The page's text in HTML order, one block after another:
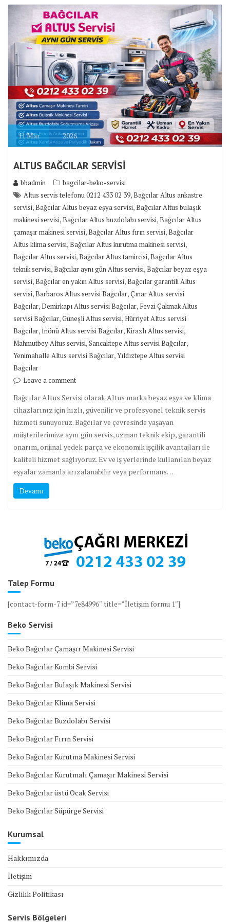
11Mar 2026
ALTUS BAĞCILAR SERVİSİ
bbadmin
bagcilar-beko-servisi
Altus servis telefonu 0212 433 02 39,Bağcılar Altus ankastre
servisi,Bağcılar Altus beyaz eşya servisi,Bağcılar Altus bulaşık
makinesi servisi,Bağcılar Altus buzdolabı servisi,Bağcılar Altus
çamaşır makinesi servisi,Bağcılar Altus fırın servisi,Bağcılar
Altus klima servisi,Bağcılar Altus kurutma makinesi servisi,
Bağcılar Altus servisi,Bağcılar Altus tamircisi,Bağcılar Altus
teknik servisi,Bağcılar aynı gün Altus servisi,Bağcılar beyaz eşya
servisi,Bağcılar en yakın Altus servisi,Bağcılar garantili Altus
servisi,Barbaros Altus servisi Bağcılar,Çınar Altus servisi
Bağcılar,Demirkapı Altus servisi Bağcılar, Fevzi Çakmak Altus
servisi Bağcılar,Güneşli Altus servisi,Hürriyet Altus servisi
Bağcılar,İnönü Altus servisi Bağcılar,Kirazlı Altus servisi,
Mahmutbey Altus servisi,Sancaktepe Altus servisi Bağcılar,
Yenimahalle Altus servisi Bağcılar,Yıldıztepe Altus servisi
Bağcılar
Leave a comment
Bağcılar Altus Servisi olarak Altus marka beyaz eşya ve klima
cihazlarınız için hızlı, güvenilir ve profesyonel teknik servis
hizmeti sunuyoruz. Bağcılar ve çevresinde yaşayan
müşterilerimize aynı gün servis, uzman teknik ekip, garantili
onarım, orijinal yedek parça ve ekonomik işçilik avantajları ile
kaliteli hizmet sağlıyoruz. Ev ve iş yerlerinde kullanılan beyaz
eşyalar zamanla arızalanabilir veya performans…
Devamı
Talep Formu
[contact-form-7 id=”7e84996″ title=”İletişim formu 1″]
Beko Servisi
Beko Bağcılar Çamaşır Makinesi Servisi
Beko Bağcılar Kombi Servisi
Beko Bağcılar Bulaşık Makinesi Servisi
Beko Bağcılar Klima Servisi
Beko Bağcılar Buzdolabı Servisi
Beko Bağcılar Fırın Servisi
Beko Bağcılar Kurutma Makinesi Servisi
Beko Bağcılar Kurutmalı Çamaşır Makinesi Servisi
Beko Bağcılar üstü Ocak Servisi
Beko Bağcılar Süpürge Servisi
Kurumsal
Hakkımızda
İletişim
Gizlilik Politikası
Servis Bölgeleri